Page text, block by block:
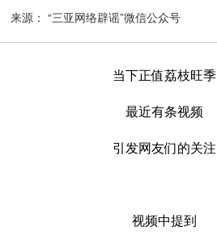
来源： “三亚网络辟谣”微信公众号
当下正值荔枝旺季
最近有条视频
引发网友们的关注
视频中提到